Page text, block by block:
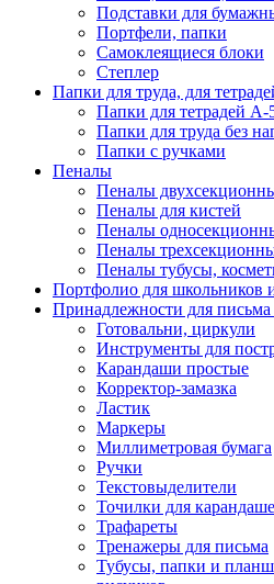
Подставки для
Портфели, папки
Самоклеящиеся блоки
Степлер
Папки для труда, для
Папки для тетрадей
Папки для труда без
Папки с ручками
Пеналы
Пеналы
Пеналы для кистей
Пеналы
Пеналы
Пеналы тубусы,
Портфолио для школьников
Принадлежности для письма
Готовальни, циркули
Инструменты для
Карандаши простые
Корректор-замазка
Ластик
Маркеры
Миллиметровая бумага
Ручки
Текстовыделители
Точилки для
Трафареты
Тренажеры для письма
Тубусы, папки и